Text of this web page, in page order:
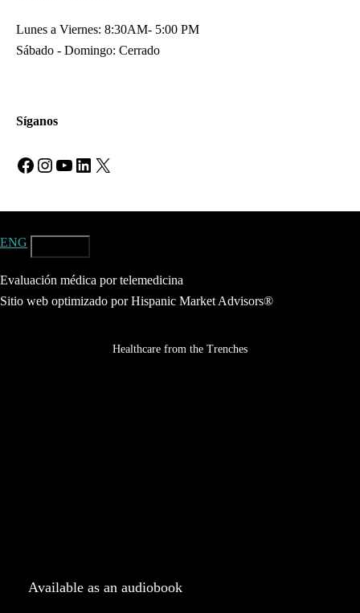
Lunes a Viernes: 8:30AM- 5:00 PM
Sábado - Domingo: Cerrado
Síganos
Facebook Instagram YouTube LinkedIn X
ENG
Evaluación médica por telemedicina
Sitio web optimizado por Hispanic Market Advisors®
Healthcare from the Trenches
Available as an audiobook